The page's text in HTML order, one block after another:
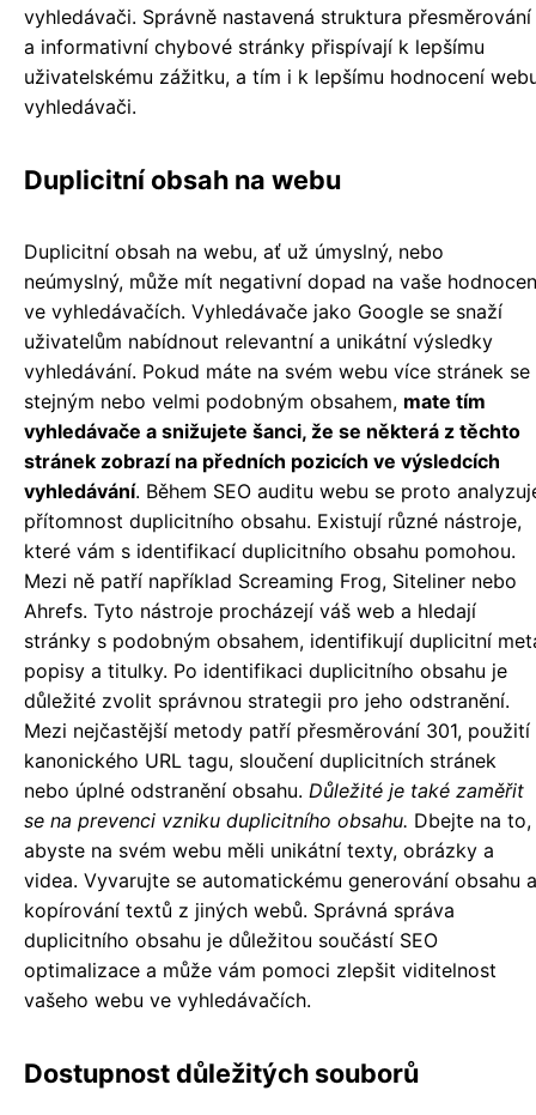
vyhledávači. Správně nastavená struktura přesměrování
a informativní chybové stránky přispívají k lepšímu
uživatelskému zážitku, a tím i k lepšímu hodnocení
vyhledávači.
Duplicitní obsah na webu
Duplicitní obsah na webu, ať už úmyslný, nebo
neúmyslný, může mít negativní dopad na vaše
ve vyhledávačích. Vyhledávače jako Google se snaží
uživatelům nabídnout relevantní a unikátní výsledky
vyhledávání. Pokud máte na svém webu více stránek se
stejným nebo velmi podobným obsahem, mate tím
vyhledávače a snižujete šanci, že se některá z těchto
stránek zobrazí na předních pozicích ve výsledcích
vyhledávání. Během SEO auditu webu se proto
přítomnost duplicitního obsahu. Existují různé nástroje,
které vám s identifikací duplicitního obsahu pomohou.
Mezi ně patří například Screaming Frog, Siteliner nebo
Ahrefs. Tyto nástroje procházejí váš web a hledají
stránky s podobným obsahem, identifikují duplicitní
popisy a titulky. Po identifikaci duplicitního obsahu je
důležité zvolit správnou strategii pro jeho odstranění.
Mezi nejčastější metody patří přesměrování 301, použití
kanonického URL tagu, sloučení duplicitních stránek
nebo úplné odstranění obsahu. Důležité je také zaměřit
se na prevenci vzniku duplicitního obsahu. Dbejte na to,
abyste na svém webu měli unikátní texty, obrázky a
videa. Vyvarujte se automatickému generování obsahu a
kopírování textů z jiných webů. Správná správa
duplicitního obsahu je důležitou součástí SEO
optimalizace a může vám pomoci zlepšit viditelnost
vašeho webu ve vyhledávačích.
Dostupnost důležitých souborů